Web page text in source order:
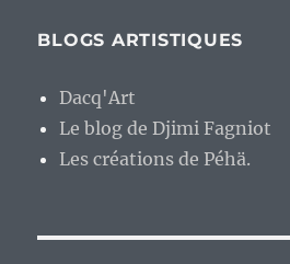
BLOGS ARTISTIQUES
Dacq'Art
Le blog de Djimi Fagniot
Les créations de Péhä.